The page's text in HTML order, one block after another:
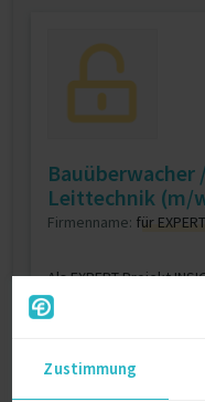
Zustimmung
Bauüberwacher
Leittechnik (m/
Firmenname: für
Als EXPERT Projekt